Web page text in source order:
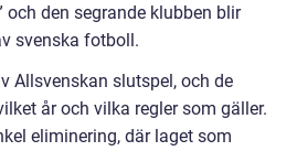
och den segrande klubben blir
svenska fotboll.
Allsvenskan slutspel, och de
år och vilka regler som gäller.
eliminering, där laget som